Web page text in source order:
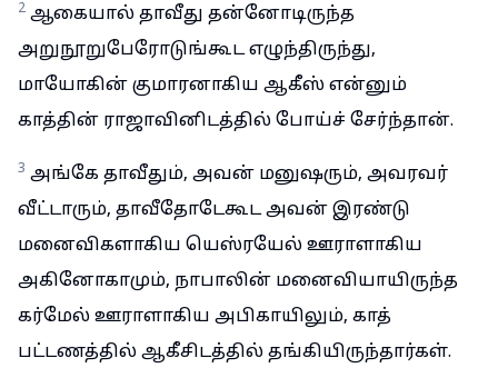
2 ஆகையால் தாவீது தன்னோடிருந்த
அறுநூறுபேரோடுங்கூட எழுந்திருந்து,
மாயோகின் குமாரனாகிய ஆகீஸ் என்னும்
காத்தின் ராஜாவினிடத்தில் போய்ச் சேர்ந்தான்.
3 அங்கே தாவீதும், அவன் மனுஷரும், அவரவர்
வீட்டாரும், தாவீதோடேகூட அவன் இரண்டு
மனைவிகளாகிய யெஸ்ரயேல் ஊராளாகிய
அகினோகாமும், நாபாலின் மனைவியாயிருந்த
கர்மேல் ஊராளாகிய அபிகாயிலும், காத்
பட்டணத்தில் ஆகீசிடத்தில் தங்கியிருந்தார்கள்.